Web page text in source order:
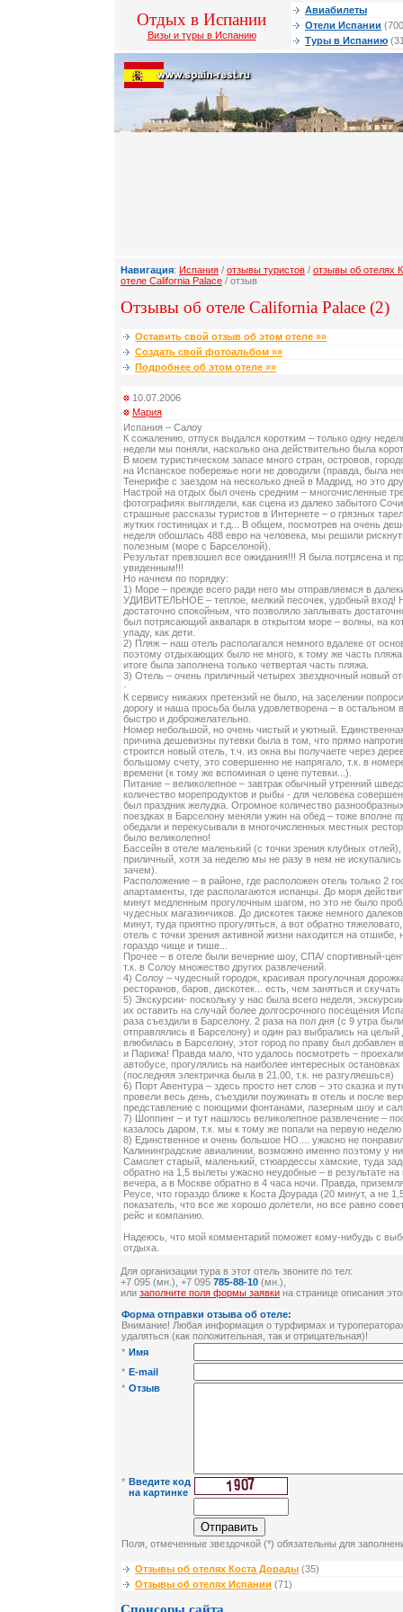
Отдых в Испании
Визы и туры в Испанию
Авиабилеты
Отели Испании
Туры в Испанию
Навигация: Испания / отзывы туристов / отзывы об отелях
отеле California Palace / отзыв
Отзывы об отеле California Palace (2)
Оставить свой отзыв об этом отеле »»
Создать свой фотоальбом »»
Подробнее об этом отеле »»
10.07.2006
Мария
Испания – Салоу
К сожалению, отпуск выдался коротким – только одну
недели мы поняли, насколько она действительно была
В моем туристическом запасе много стран, островов,
на Испанское побережье ноги не доводили (правда, была
Тенерифе с заездом на несколько дней в Мадрид, но это
Настрой на отдых был очень средним – многочисленные
фотографиях выглядели, как сцена из далеко забытого
страшные рассказы туристов в Интернете – о грязных
жутких гостиницах и т.д... В общем, посмотрев на очень
неделя обошлась 488 евро на человека, мы решили
полезным (море с Барселоной).
Результат превзошел все ожидания!!! Я была потрясена и
увиденным!!!
Но начнем по порядку:
1) Море – прежде всего ради него мы отправляемся в
УДИВИТЕЛЬНОЕ – теплое, мелкий песочек, удобный вход!
достаточно спокойным, что позволяло заплывать
был потрясающий аквапарк в открытом море – волны, на
упаду, как дети.
2) Пляж – наш отель располагался немного вдалеке от
поэтому отдыхающих было не много, к тому же часть
итоге была заполнена только четвертая часть пляжа.
3) Отель – очень приличный четырех звездночный новый
·
К сервису никаких претензий не было, на заселении
дорогу и наша просьба была удовлетворена – в остальном
быстро и доброжелательно.
Номер небольшой, но очень чистый и уютный.
причина дешевизны путевки была в том, что прямо
строится новый отель, т.ч. из окна вы получаете через
большому счету, это совершенно не напрягало, т.к. в
времени (к тому же вспоминая о цене путевки...).
Питание – великолепное – завтрак обычный утренний
количество морепродуктов и рыбы - для человека
был праздник желудка. Огромное количество
поездках в Барселону меняли ужин на обед – тоже вполне
обедали и перекусывали в многочисленных местных
было великолепно!
Бассейн в отеле маленький (с точки зрения клубных
приличный, хотя за неделю мы не разу в нем не
зачем).
Расположение – в районе, где расположен отель только 2
апартаменты, где располагаются испанцы. До моря
минут медленным прогулочным шагом, но это не было
чудесных магазинчиков. До дискотек также немного
минут, туда приятно прогуляться, а вот обратно
отель с точки зрения активной жизни находится на
гораздо чище и тише...
Прочее – в отеле были вечерние шоу, СПА/ спортивный-
т.к. в Солоу множество других развлечений.
4) Солоу – чудесный городок, красивая прогулочная
ресторанов, баров, дискотек... есть, чем заняться и
5) Экскурсии- поскольку у нас была всего неделя,
их оставить на случай более долгосрочного посещения
раза съездили в Барселону. 2 раза на пол дня (с 9 утра
отправлялись в Барселону) и один раз выбрались на
влюбилась в Барселону, этот город по праву был
и Парижа! Правда мало, что удалось посмотреть –
автобусе, прогулялись на наиболее интересных
(последняя электричка была в 21.00, т.к. не разгуляешься)
6) Порт Авентура – здесь просто нет слов – это сказка и
провели весь день, съездили поужинать в отель и после
представление с поющими фонтанами, лазерным шоу и
7) Шоппинг – и тут нашлось великолепное развлечение –
казалось даром, т.к. мы к тому же попали на первую
8) Единственное и очень большое НО.... ужасно не
Калининградские авиалинии, возможно именно поэтому у
Самолет старый, маленький, стюардессы хамские, туда
обратно на 1,5 вылеты ужасно неудобные – в результате
вечера, а в Москве обратно в 4 часа ночи. Правда,
Реусе, что гораздо ближе к Коста Доурада (20 минут, а не
показатель, что все же хорошо долетели, но все равно
рейс и компанию.
Надеюсь, что мой комментарий поможет кому-нибудь с
отдыха.
Для организации тура в этот отель звоните по тел:
+7 095 (мн.), +7 095 785-88-10 (мн.),
или заполните поля формы заявки на странице описания
Форма отправки отзыва об отеле:
Внимание! Любая информация о турфирмах и
удаляться (как положительная, так и отрицательная)!
* Имя
* E-mail
* Отзыв
* Введите код
на картинке
Поля, отмеченные звездочкой (*) обязательны для
Отзывы об отелях Коста Дорады (35)
Отзывы об отелях Испании (71)